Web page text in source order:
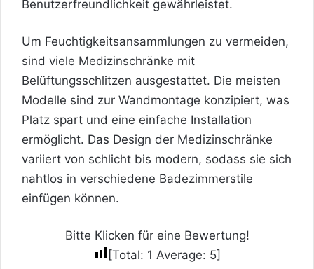
Benutzerfreundlichkeit gewährleistet.
Um Feuchtigkeitsansammlungen zu vermeiden,
sind viele Medizinschränke mit
Belüftungsschlitzen ausgestattet. Die meisten
Modelle sind zur Wandmontage konzipiert, was
Platz spart und eine einfache Installation
ermöglicht. Das Design der Medizinschränke
variiert von schlicht bis modern, sodass sie sich
nahtlos in verschiedene Badezimmerstile
einfügen können.
Bitte Klicken für eine Bewertung!
[Total: 1 Average: 5]